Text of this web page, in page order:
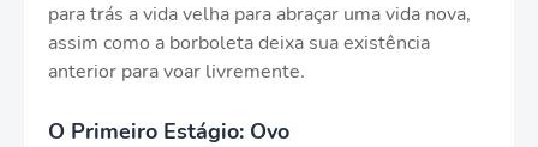
para trás a vida velha para abraçar uma vida nova,
assim como a borboleta deixa sua existência
anterior para voar livremente.
O Primeiro Estágio: Ovo